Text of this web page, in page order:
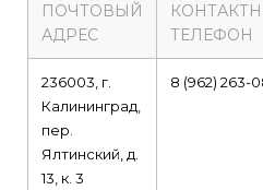
ПОЧТОВЫЙ
АДРЕС
ТЕЛЕФОН
236003, г.
Калининград,
пер.
Ялтинский, д.
13, к. 3
8 (962) 263-